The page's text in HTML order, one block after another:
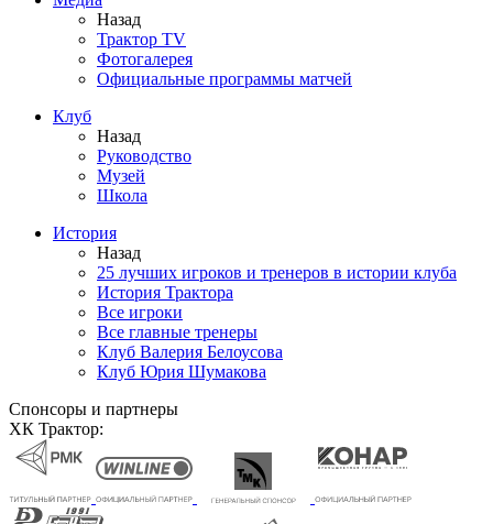
Назад
Трактор TV
Фотогалерея
Официальные программы матчей
Клуб
Назад
Руководство
Музей
Школа
История
Назад
25 лучших игроков и тренеров в истории клуба
История Трактора
Все игроки
Все главные тренеры
Клуб Валерия Белоусова
Клуб Юрия Шумакова
Спонсоры и партнеры
ХК Трактор: